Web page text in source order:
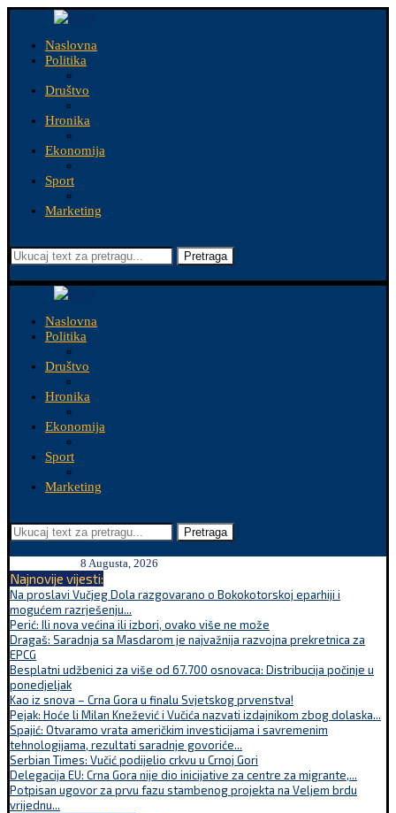
Naslovna
Politika
Društvo
Hronika
Ekonomija
Sport
Marketing
Pretraga
Naslovna
Politika
Društvo
Hronika
Ekonomija
Sport
Marketing
Pretraga
8 Augusta, 2026
Najnovije vijesti:
Na proslavi Vučjeg Dola razgovarano o Bokokotorskoj eparhiji i
mogućem razrješenju...
Perić: Ili nova većina ili izbori, ovako više ne može
Dragaš: Saradnja sa Masdarom je najvažnija razvojna prekretnica za
EPCG
Besplatni udžbenici za više od 67.700 osnovaca: Distribucija počinje u
ponedjeljak
Kao iz snova – Crna Gora u finalu Svjetskog prvenstva!
Pejak: Hoće li Milan Knežević i Vučića nazvati izdajnikom zbog dolaska...
Spajić: Otvaramo vrata američkim investicijama i savremenim
tehnologijama, rezultati saradnje govoriće...
Serbian Times: Vučić podijelio crkvu u Crnoj Gori
Delegacija EU: Crna Gora nije dio inicijative za centre za migrante,...
Potpisan ugovor za prvu fazu stambenog projekta na Veljem brdu
vrijednu...